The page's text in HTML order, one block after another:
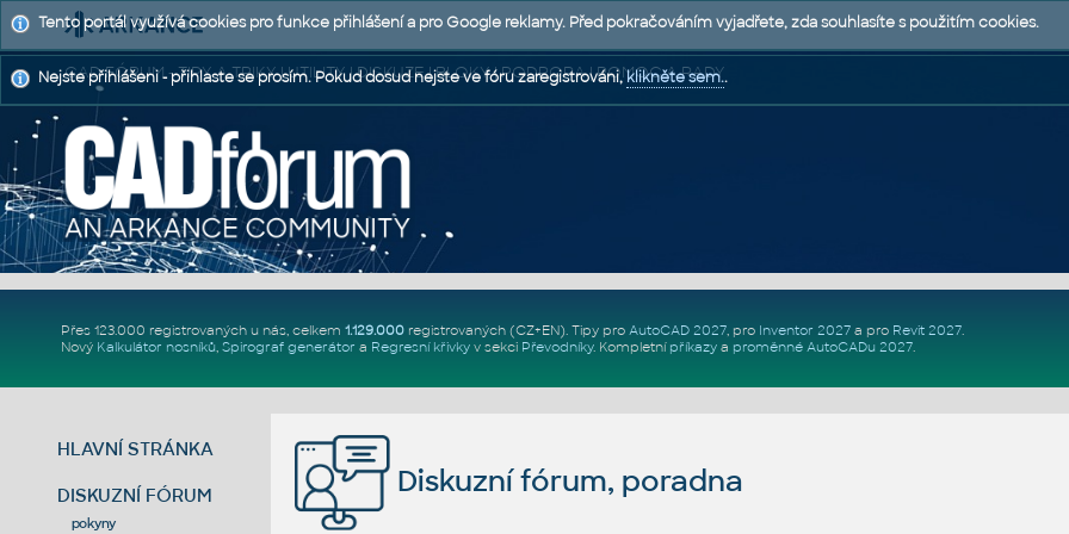
CAD FÓRUM - TIPY A TRIKY | UTILITY | DISKUZE | BLOKY | PODPORA | POMOC A RADY
Přes 123.000 registrovaných u nás, celkem 1.129.000registrovaných (CZ+EN). Tipy pro AutoCAD 2027, pro Inventor 2027a pro Revit 2027.
Nový Kalkulátor nosníků, Spirograf generátor a Regresní křivkyv sekci Převodníky. Kompletní příkazya proměnné AutoCADu 2027.
HLAVNÍ STRÁNKA
DISKUZNÍ FÓRUM
pokyny
Diskuzní fórum, poradna
Tento portál využívá cookies pro funkce přihlášení a pro Google reklamy. Před pokračováním vyjadřete, zda souhlasíte s použitím cookies.
Nejste přihlášeni - přihlaste se prosím. Pokud dosud nejste ve fóru zaregistrováni,klikněte sem..